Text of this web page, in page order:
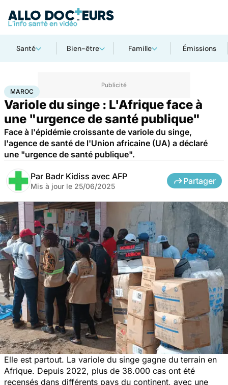
Santé Bien-être Famille Émissions
AccueilSanté
MAROC
Variole du singe : L'Afrique face à
une "urgence de santé publique"
Face à l'épidémie croissante de variole du singe,
l'agence de santé de l'Union africaine (UA) a déclaré
une "urgence de santé publique".
Par Badr Kidiss avec AFP
Mis à jour le 25/06/2025
Partager
Elle est partout. La variole du singe gagne du terrain en
Afrique. Depuis 2022, plus de 38.000 cas ont été
recensés dans différents pays du continent, avec une